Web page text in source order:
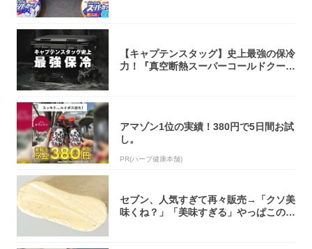
【キャプテンスタッグ】史上最強の保冷
力！『真空断熱スーパーコールドクーラ
アマゾン1位の実績！380円で5日間お試
し。
PR(ハーブ健康本舗)
セブン、人気すぎて再々販売→「クソ美
味くね？」「美味すぎる」やっぱこのク